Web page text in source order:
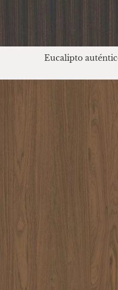
Eucalipto